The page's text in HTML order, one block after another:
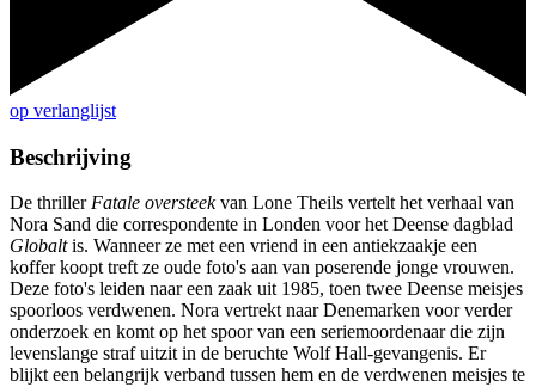
op verlanglijst
Beschrijving
De thrillerFatale oversteekvan Lone Theils vertelt het verhaal van
Nora Sand die correspondente in Londen voor het Deense dagblad
Globaltis. Wanneer ze met een vriend in een antiekzaakje een
koffer koopt treft ze oude foto's aan van poserende jonge vrouwen.
Deze foto's leiden naar een zaak uit 1985, toen twee Deense meisjes
spoorloos verdwenen. Nora vertrekt naar Denemarken voor verder
onderzoek en komt op het spoor van een seriemoordenaar die zijn
levenslange straf uitzit in de beruchte Wolf Hall-gevangenis. Er
blijkt een belangrijk verband tussen hem en de verdwenen meisjes te